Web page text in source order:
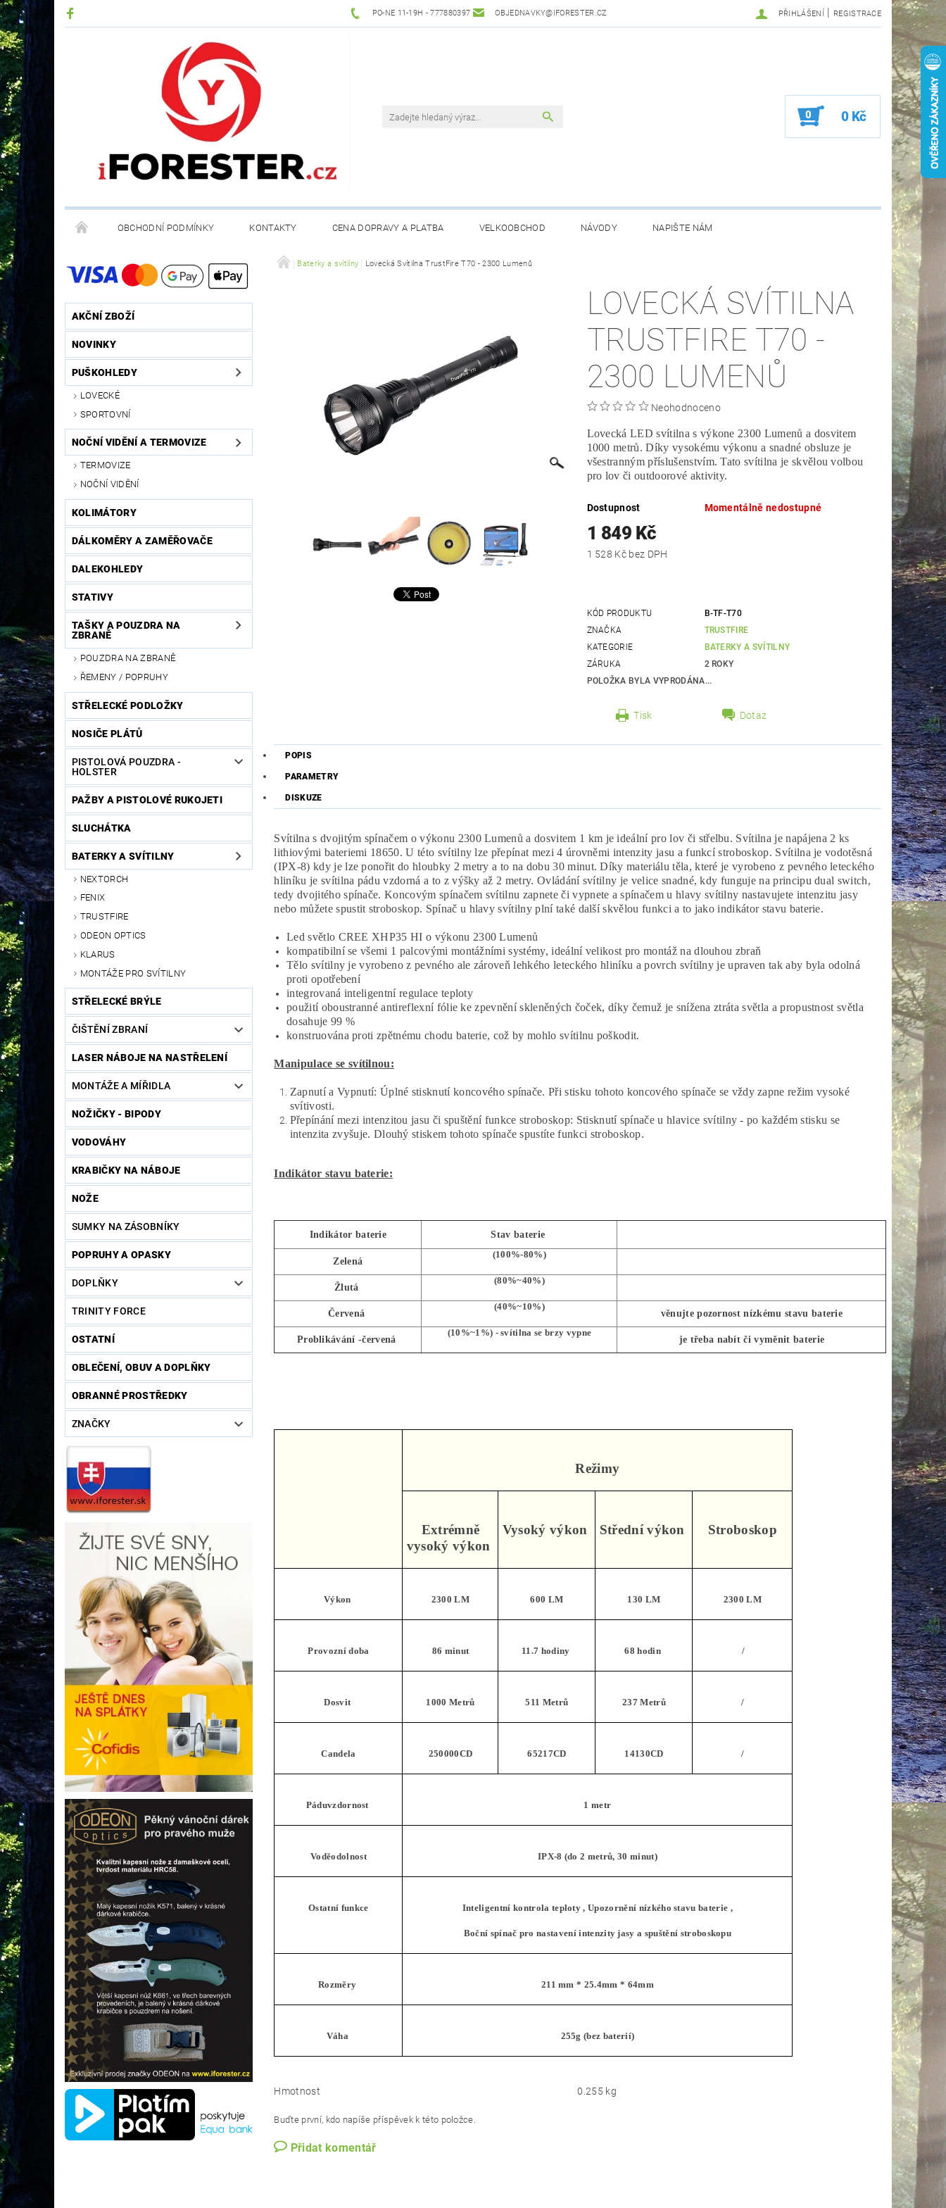
PO-NE 11-19H - 777880397 OBJEDNAVKY@IFORESTER.CZ PŘIHLÁŠENÍ | REGISTRACE
0 0 Kč
OBCHODNÍ PODMÍNKY KONTAKTY CENA DOPRAVY A PLATBA VELKOOBCHOD NÁVODY NAPIŠTE NÁM
RECYKLACE ELEKTROODPADU A BATERIÍ
AKČNÍ ZBOŽÍ
NOVINKY
PUŠKOHLEDY
LOVECKÉ
SPORTOVNÍ
NOČNÍ VIDĚNÍ A TERMOVIZE
TERMOVIZE
NOČNÍ VIDĚNÍ
KOLIMÁTORY
DÁLKOMĚRY A ZAMĚŘOVAČE
DALEKOHLEDY
STATIVY
TAŠKY A POUZDRA NA
ZBRANĚ
POUZDRA NA ZBRANĚ
ŘEMENY / POPRUHY
STŘELECKÉ PODLOŽKY
NOSIČE PLÁTŮ
PISTOLOVÁ POUZDRA -
HOLSTER
PAŽBY A PISTOLOVÉ RUKOJETI
SLUCHÁTKA
BATERKY A SVÍTILNY
NEXTORCH
FENIX
TRUSTFIRE
ODEON OPTICS
KLARUS
MONTÁŽE PRO SVÍTILNY
STŘELECKÉ BRÝLE
ČIŠTĚNÍ ZBRANÍ
LASER NÁBOJE NA NASTŘELENÍ
MONTÁŽE A MÍŘIDLA
NOŽIČKY - BIPODY
VODOVÁHY
KRABIČKY NA NÁBOJE
NOŽE
SUMKY NA ZÁSOBNÍKY
POPRUHY A OPASKY
DOPLŇKY
TRINITY FORCE
OSTATNÍ
OBLEČENÍ, OBUV A DOPLŇKY
OBRANNÉ PROSTŘEDKY
ZNAČKY
Baterky a svítilny Lovecká Svítilna TrustFire T70 - 2300 Lumenů
LOVECKÁ SVÍTILNA
TRUSTFIRE T70 -
2300 LUMENŮ
Neohodnoceno
Lovecká LED svítilna s výkone 2300 Lumenů a dosvitem
1000 metrů. Díky vysokému výkonu a snadné obsluze je
všestranným příslušenstvím. Tato svítilna je skvělou volbou
pro lov či outdoorové aktivity.
Dostupnost Momentálně nedostupné
1 849 Kč
1 528 Kč bez DPH
KÓD PRODUKTU
B-TF-T70
ZNAČKA
TRUSTFIRE
KATEGORIE
BATERKY A SVÍTILNY
ZÁRUKA
2 ROKY
POLOŽKA BYLA VYPRODÁNA...
Tisk Dotaz
POPIS
PARAMETRY
DISKUZE
Svítilna s dvojitým spínačem o výkonu 2300 Lumenů a dosvitem 1 km je ideální pro lov či střelbu. Svítilna je napájena 2 ks
lithiovými bateriemi 18650. U této svítilny lze přepínat mezi 4 úrovněmi intenzity jasu a funkcí stroboskop. Svítilna je vodotěsná
(IPX-8) kdy je lze ponořit do hloubky 2 metry a to na dobu 30 minut. Díky materiálu těla, které je vyrobeno z pevného leteckého
hliníku je svítilna pádu vzdorná a to z výšky až 2 metry. Ovládání svítilny je velice snadné, kdy funguje na principu dual switch,
tedy dvojitého spínače. Koncovým spínačem svítilnu zapnete či vypnete a spínačem u hlavy svítilny nastavujete intenzitu jasy
nebo můžete spustit stroboskop. Spínač u hlavy svítilny plní také další skvělou funkci a to jako indikátor stavu baterie.
Led světlo CREE XHP35 HI o výkonu 2300 Lumenů
kompatibilní se všemi 1 palcovými montážními systémy, ideální velikost pro montáž na dlouhou zbraň
Tělo svítilny je vyrobeno z pevného ale zároveň lehkého leteckého hliníku a povrch svítilny je upraven tak aby byla odolná
proti opotřebení
integrovaná inteligentní regulace teploty
použití oboustranné antireflexní fólie ke zpevnění skleněných čoček, díky čemuž je snížena ztráta světla a propustnost světla
dosahuje 99 %
konstruována proti zpětnému chodu baterie, což by mohlo svítilnu poškodit.
Manipulace se svítilnou:
Zapnutí a Vypnutí: Úplné stisknutí koncového spínače. Při stisku tohoto koncového spínače se vždy zapne režim vysoké
svítivosti.
Přepínání mezi intenzitou jasu či spuštění funkce stroboskop: Stisknutí spínače u hlavice svítilny - po každém stisku se
intenzita zvyšuje. Dlouhý stiskem tohoto spínače spustíte funkci stroboskop.
Indikátor stavu baterie:
Indikátor baterie Stav baterie
Zelená
(100%-80%)
Žlutá
(80%~40%)
Červená
(40%~10%)
věnujte pozornost nízkému stavu baterie
Problikávání -červená
(10%~1%) - svítilna se brzy vypne
je třeba nabít či vyměnit baterie
Režimy
Extrémně
vysoký výkon
Vysoký výkon Střední výkon Stroboskop
Výkon 2300 LM 600 LM 130 LM 2300 LM
Provozní doba 86 minut 11.7 hodiny 68 hodin /
Dosvit 1000 Metrů 511 Metrů 237 Metrů /
Candela 250000CD 65217CD 14130CD /
Páduvzdornost 1 metr
Voděodolnost IPX-8 (do 2 metrů, 30 minut)
Ostatní funkce Inteligentní kontrola teploty , Upozornění nízkého stavu baterie ,
Boční spínač pro nastavení intenzity jasy a spuštění stroboskopu
Rozměry 211 mm * 25.4mm * 64mm
Váha 255g (bez baterií)
Hmotnost 0.255 kg
Buďte první, kdo napíše příspěvek k této položce.
Přidat komentář